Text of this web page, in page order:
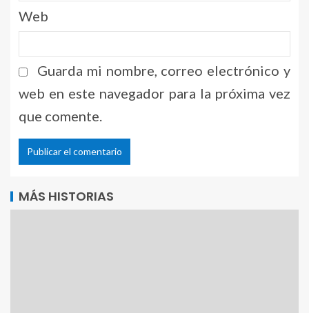
Web
Guarda mi nombre, correo electrónico y
web en este navegador para la próxima vez
que comente.
MÁS HISTORIAS